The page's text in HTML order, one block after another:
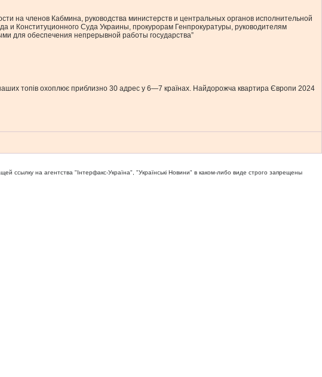
на членов Кабмина, руководства министерств и центральных органов исполнительной
Конституционного Суда Украины, прокурорам Генпрокуратуры, руководителям
для обеспечения непрерывной работы государства”
наших топів охоплює приблизно 30 адрес у 6—7 країнах. Найдорожча квартира Європи 2024
ссылку на агентства "Iнтерфакс-Україна", "Українськi Новини" в каком-либо виде строго запрещены